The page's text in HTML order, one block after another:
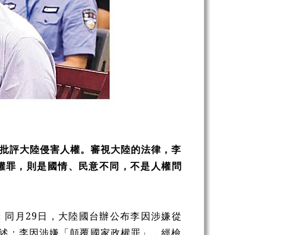
評大陸侵害人權。審視大陸的法律，李
，則是國情、民意不同，不是人權問
月29日，大陸國台辦公布李因涉嫌從